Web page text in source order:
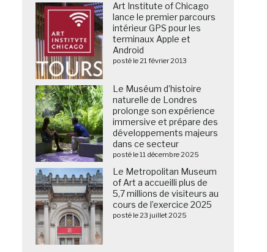
Art Institute of Chicago
lance le premier parcours
intérieur GPS pour les
terminaux Apple et
Android
posté le 21 février 2013
Le Muséum d’histoire
naturelle de Londres
prolonge son expérience
immersive et prépare des
développements majeurs
dans ce secteur
posté le 11 décembre 2025
Le Metropolitan Museum
of Art a accueilli plus de
5,7 millions de visiteurs au
cours de l’exercice 2025
posté le 23 juillet 2025